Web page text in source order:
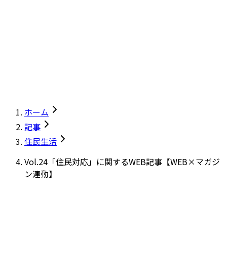
ホーム
記事
住民生活
Vol.24「住民対応」に関するWEB記事【WEB×マガジ
ン連動】